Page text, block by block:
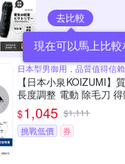
去比較
現在可以馬上比較
日本型男御用，品質值得信賴
【日本小泉KOIZUMI】
長度調整 電動 除毛刀
631H
$1,045 $1,111
挑戰低價
券